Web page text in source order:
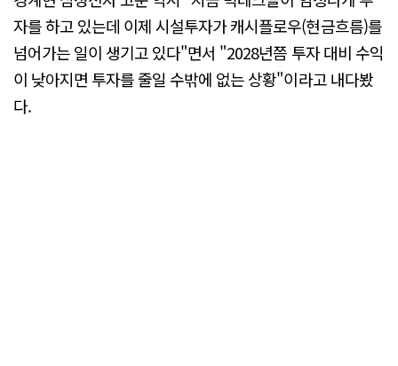
자를 하고 있는데 이제 시설투자가 캐시플로우(현금흐름)를
넘어가는 일이 생기고 있다"면서 "2028년쯤 투자 대비 수익
이 낮아지면 투자를 줄일 수밖에 없는 상황"이라고 내다봤
다.